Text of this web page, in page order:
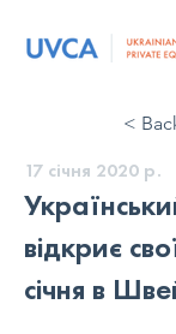
<
17 січня 2020 р.
відкриє
січня в